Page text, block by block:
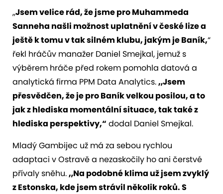
„Jsem velice rád, že jsme pro Muhammeda
Sanneha našli možnost uplatnění v české lize a
ještě k tomu v tak silném klubu, jakým je Baník,“
řekl hráčův manažer Daniel Smejkal, jemuž s
výběrem hráče před rokem pomohla datová a
analytická firma PPM Data Analytics.„Jsem
přesvědčen, že je pro Baník velkou posilou, a to
jak z hlediska momentální situace, tak také z
hlediska perspektivy,“ dodal Daniel Smejkal.
Mladý Gambijec už má za sebou rychlou
adaptaci v Ostravě a nezaskočily ho ani čerstvé
přívaly sněhu.„Na podobné klima už jsem zvyklý
z Estonska, kde jsem strávil několik roků. S